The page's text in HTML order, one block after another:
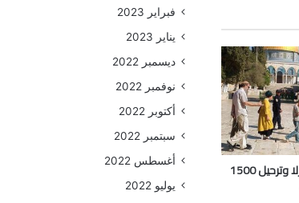
الاحتلال يهدد بهدم 70 منزلا وترحيل 1500
فبراير 2023
يناير 2023
ديسمبر 2022
نوفمبر 2022
أكتوبر 2022
سبتمبر 2022
أغسطس 2022
يوليو 2022